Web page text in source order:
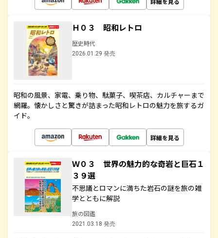
Ｈ０３ 昭和レトロ
歴史時代
2026.01.29 発売
昭和の風景、家電、乗り物、駄菓子、喫茶店、カルチャーまで
網羅。懐かしさと驚きが詰まった昭和レトロの魅力を旅するガ
イド。
詳細を見る
Ｗ０３ 世界の魅力的な奇岩と巨石１
３９選
不思議とロマンに満ちた岩石の謎を旅の雑
学とともに解説
旅の図鑑
2021.03.18 発売